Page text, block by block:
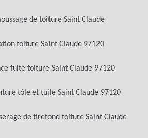
de toiture Saint Claude
toiture Saint Claude 97120
fuite toiture Saint Claude 97120
tôle et tuile Saint Claude 97120
de tirefond toiture Saint Claude